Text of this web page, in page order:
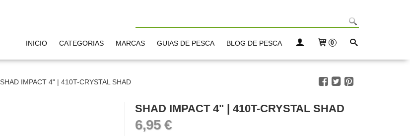
INICIO CATEGORIAS MARCAS GUIAS DE PESCA BLOG DE PESCA 0
SHAD IMPACT 4" | 410T-CRYSTAL SHAD
SHAD IMPACT 4" | 410T-CRYSTAL SHAD
6,95 €